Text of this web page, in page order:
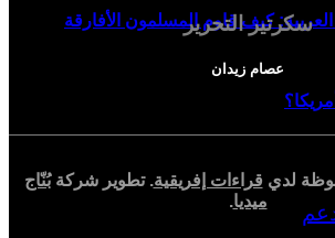
العربية: كيف قاوم المسلمون الأفارقة
سكرتير التحرير
عصام زيدان
لدي قراءات إفريقية. تطوير شركةبُنّاج
ميديا.